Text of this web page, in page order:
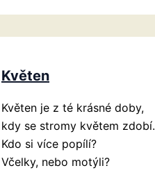
od
a
Musea
Kampa
–
Expedice
přes
Květen
Květen je z té krásné doby,
kdy se stromy květem zdobí.
Kdo si více popílí?
Včelky, nebo motýli?